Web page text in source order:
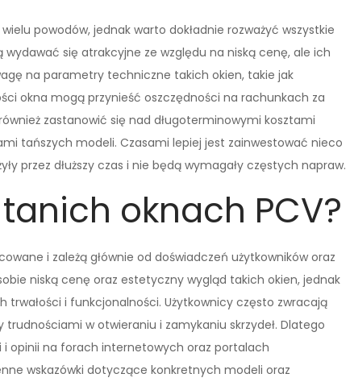
powodów, jednak warto dokładnie rozważyć wszystkie
się atrakcyjne ze względu na niską cenę, ale ich
na parametry techniczne takich okien, takie jak
okna mogą przynieść oszczędności na rachunkach za
zastanowić się nad długoterminowymi kosztami
tańszych modeli. Czasami lepiej jest zainwestować nieco
przez dłuższy czas i nie będą wymagały częstych napraw.
oknach PCV?
i zależą głównie od doświadczeń użytkowników oraz
niską cenę oraz estetyczny wygląd takich okien, jednak
i funkcjonalności. Użytkownicy często zwracają
w otwieraniu i zamykaniu skrzydeł. Dlatego
opinii na forach internetowych oraz portalach
wskazówki dotyczące konkretnych modeli oraz